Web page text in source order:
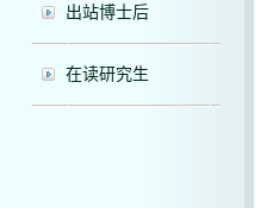
出站博士后
在读研究生